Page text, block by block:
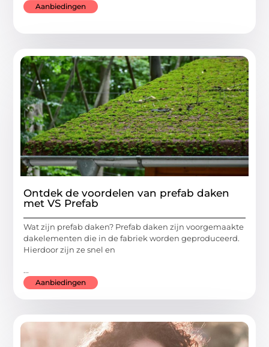
Aanbiedingen
Ontdek de voordelen van prefab daken
met VS Prefab
Wat zijn prefab daken? Prefab daken zijn voorgemaakte
dakelementen die in de fabriek worden geproduceerd.
Hierdoor zijn ze snel en
...
Aanbiedingen